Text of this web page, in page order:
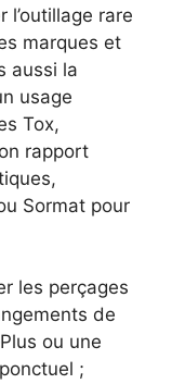
rare
marques et
aussi la
usage
Tox,
rapport
Sormat pour
les perçages
de
ou une
;